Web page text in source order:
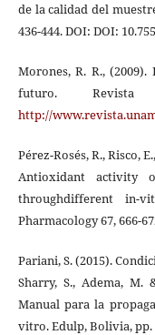
de la calidad del
436-444. DOI: DOI:
Morones, R. R.,
futuro. Revista
http://
Pérez-Rosés, R., Risco,
Antioxidant activity
throughdifferent in-
Pharmacology 67, 666-
Pariani, S. (2015).
Sharry, S., Adema, M.
Manual para la
vitro. Edulp, Bolivia, pp.